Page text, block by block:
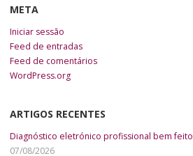
META
Iniciar sessão
Feed de entradas
Feed de comentários
WordPress.org
ARTIGOS RECENTES
Diagnóstico eletrónico profissional bem feito
07/08/2026